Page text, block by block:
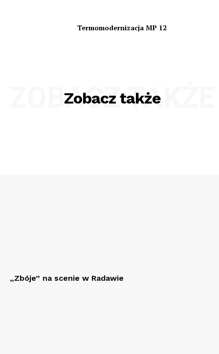
Termomodernizacja MP 12
Zobacz także
ZOBACZ TAKŻE
„Zbóje” na scenie w Radawie